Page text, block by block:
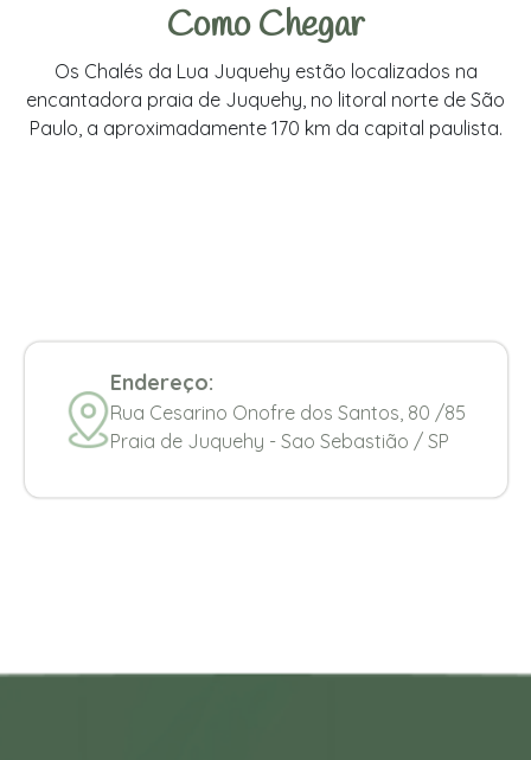
Como Chegar
Os Chalés da Lua Juquehy estão localizados na
encantadora praia de Juquehy, no litoral norte de São
Paulo, a aproximadamente 170 km da capital paulista.
Endereço:
Rua Cesarino Onofre dos Santos, 80 /85
Praia de Juquehy - Sao Sebastião / SP